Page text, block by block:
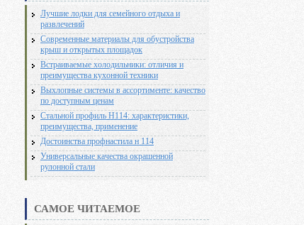
Лучшие лодки для семейного отдыха и
развлечений
Современные материалы для обустройства
крыш и открытых площадок
Встраиваемые холодильники: отличия и
преимущества кухонной техники
Выхлопные системы в ассортименте: качество
по доступным ценам
Стальной профиль Н114: характеристики,
преимущества, применение
Достоинства профнастила н 114
Универсальные качества окрашенной
рулонной стали
САМОЕ ЧИТАЕМОЕ